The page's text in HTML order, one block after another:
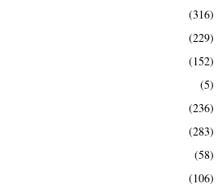
(316)
(229)
(152)
(5)
(236)
(283)
(58)
(106)